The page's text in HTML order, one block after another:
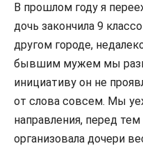
В прошлом году я
дочь закончила 9
другом городе,
бывшим мужем мы
инициативу он не
от слова совсем. Мы
направления, перед
организовала дочери